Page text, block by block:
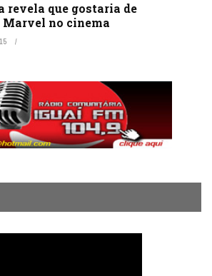
revela que gostaria de
no cinema